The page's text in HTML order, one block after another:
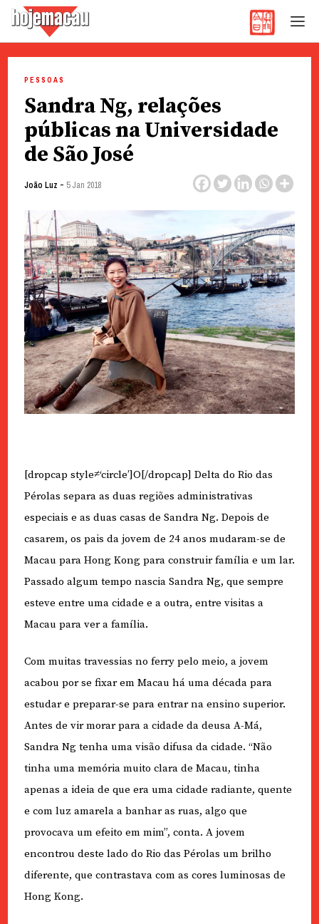
content
PESSOAS
Sandra Ng, relações
públicas na Universidade
de São José
João Luz - 5 Jan 2018
[dropcap style≠‘circle’]O[/dropcap] Delta do Rio das
Pérolas separa as duas regiões administrativas
especiais e as duas casas de Sandra Ng. Depois de
casarem, os pais da jovem de 24 anos mudaram-se de
Macau para Hong Kong para construir família e um lar.
Passado algum tempo nascia Sandra Ng, que sempre
esteve entre uma cidade e a outra, entre visitas a
Macau para ver a família.
Com muitas travessias no ferry pelo meio, a jovem
acabou por se fixar em Macau há uma década para
estudar e preparar-se para entrar na ensino superior.
Antes de vir morar para a cidade da deusa A-Má,
Sandra Ng tenha uma visão difusa da cidade. “Não
tinha uma memória muito clara de Macau, tinha
apenas a ideia de que era uma cidade radiante, quente
e com luz amarela a banhar as ruas, algo que
provocava um efeito em mim”, conta. A jovem
encontrou deste lado do Rio das Pérolas um brilho
diferente, que contrastava com as cores luminosas de
Hong Kong.